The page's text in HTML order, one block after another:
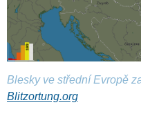
Blesky ve střední Evropě
Blitzortung.org